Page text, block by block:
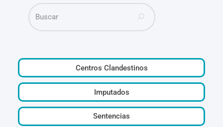
Centros Clandestinos
Imputados
Sentencias